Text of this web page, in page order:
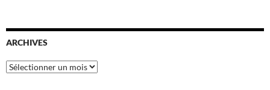
ARCHIVES
Archives